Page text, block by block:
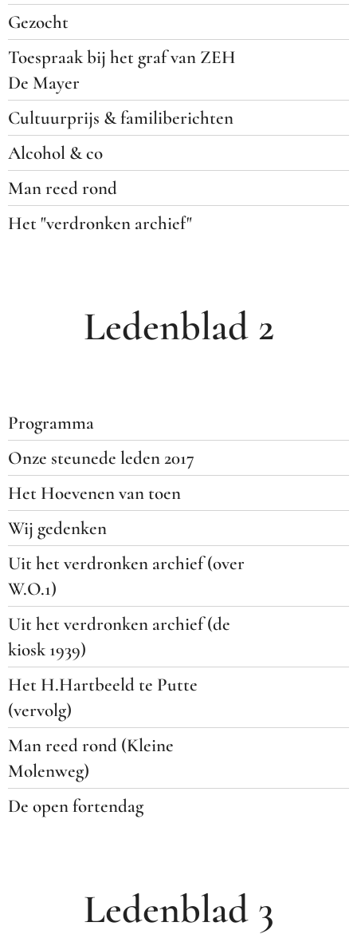
Gezocht
Toespraak bij het graf van ZEH
De Mayer
Cultuurprijs & familiberichten
Alcohol & co
Man reed rond
Het "verdronken archief"
Ledenblad 2
Programma
Onze steunede leden 2017
Het Hoevenen van toen
Wij gedenken
Uit het verdronken archief (over
W.O.1)
Uit het verdronken archief (de
kiosk 1939)
Het H.Hartbeeld te Putte
(vervolg)
Man reed rond (Kleine
Molenweg)
De open fortendag
Ledenblad 3